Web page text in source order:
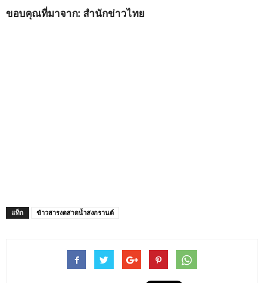
ขอบคุณที่มาจาก: สำนักข่าวไทย
แท็ก ข้าวสารงดสาดน้ำสงกรานต์